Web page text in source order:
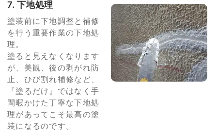
7. 下地処理
塗装前に下地調整と補修
を行う重要作業の下地処
理。
塗ると見えなくなります
が、美観、後の剥がれ防
止、ひび割れ補修など、
『塗るだけ』ではなく手
間暇かけた丁寧な下地処
理があってこそ最高の塗
装になるのです。